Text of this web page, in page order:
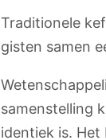
Traditionele
gisten samen
samenstelling
identiek is.